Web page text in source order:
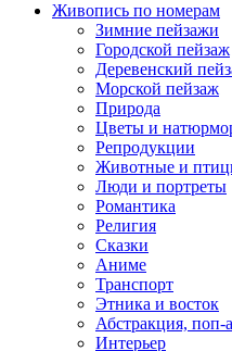
Живопись по номерам
Зимние пейзажи
Городской пейзаж
Деревенский
Морской пейзаж
Природа
Цветы и
Репродукции
Животные и
Люди и портреты
Романтика
Религия
Сказки
Аниме
Транспорт
Этника и восток
Абстракция, поп-
Интерьер